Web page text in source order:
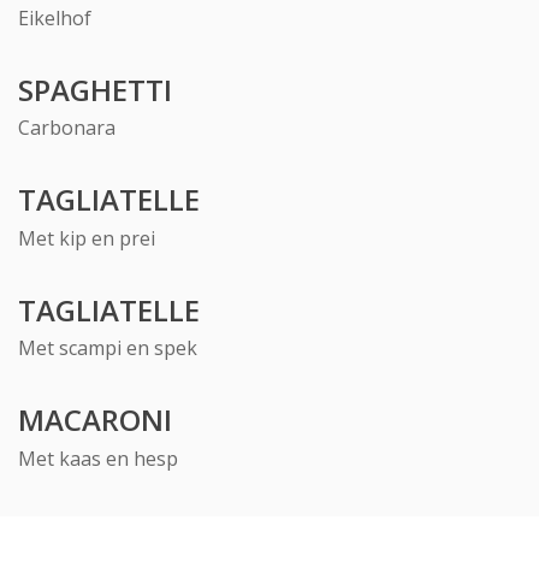
Eikelhof
SPAGHETTI
Carbonara
TAGLIATELLE
Met kip en prei
TAGLIATELLE
Met scampi en spek
MACARONI
Met kaas en hesp